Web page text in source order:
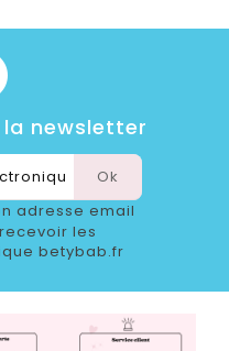
newsletter
adresse email
les
betybab.fr